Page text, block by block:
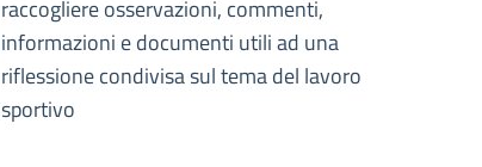
raccogliere osservazioni, commenti,
informazioni e documenti utili ad una
riflessione condivisa sul tema del lavoro
sportivo